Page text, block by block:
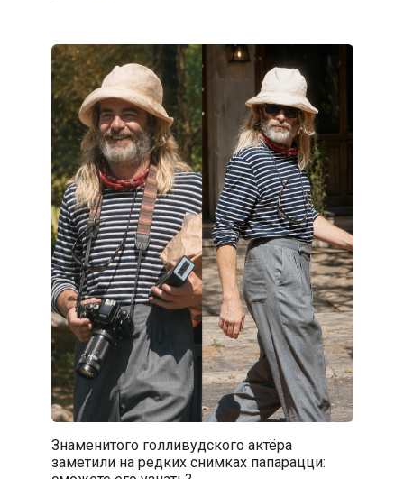
Знаменитого голливудского актёра
заметили на редких снимках папарацци: